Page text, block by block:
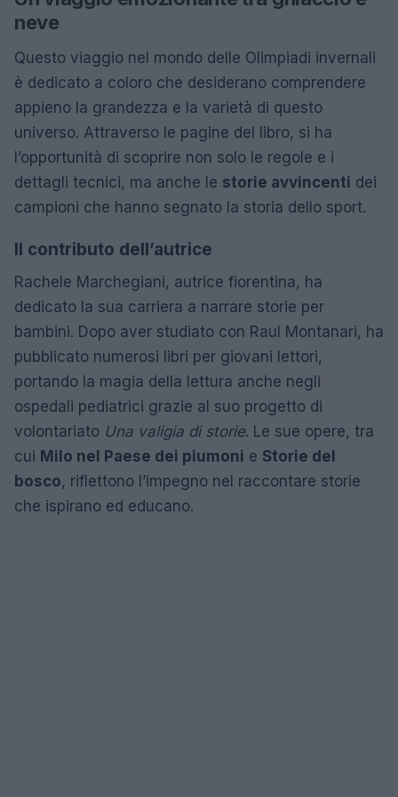
neve
Questo viaggio nel mondo delle Olimpiadi invernali
è dedicato a coloro che desiderano comprendere
appieno la grandezza e la varietà di questo
universo. Attraverso le pagine del libro, si ha
l’opportunità di scoprire non solo le regole e i
dettagli tecnici, ma anche le storie avvincenti dei
campioni che hanno segnato la storia dello sport.
Il contributo dell’autrice
Rachele Marchegiani, autrice fiorentina, ha
dedicato la sua carriera a narrare storie per
bambini. Dopo aver studiato con Raul Montanari, ha
pubblicato numerosi libri per giovani lettori,
portando la magia della lettura anche negli
ospedali pediatrici grazie al suo progetto di
volontariato Una valigia di storie. Le sue opere, tra
cui Milo nel Paese dei piumoni e Storie del
bosco, riflettono l’impegno nel raccontare storie
che ispirano ed educano.